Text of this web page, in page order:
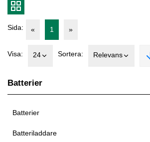
Batterier
Batterier
Batteriladdare
Sida: « 1 »
Visa: 24 Sortera: Relevans